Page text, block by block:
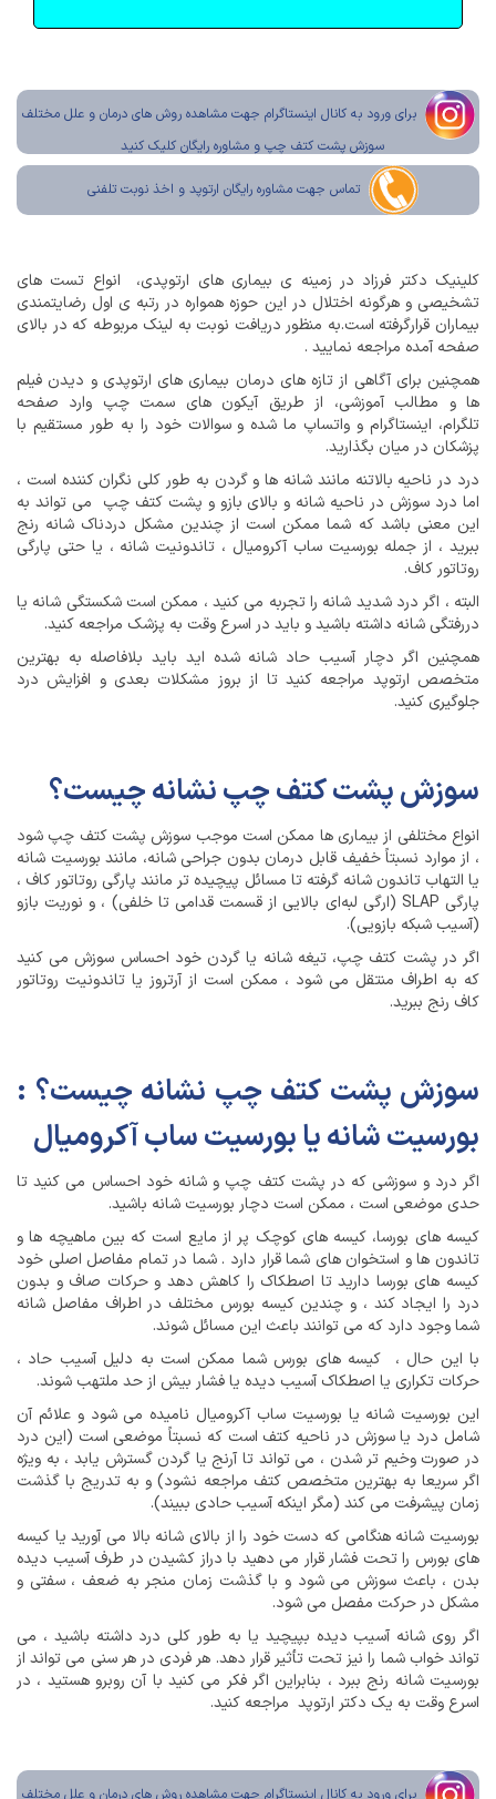
برای ورود به کانال اینستاگرام جهت مشاهده روش های درمان و علل مختلف
سوزش پشت کتف چپ و مشاوره رایگان کلیک کنید
تماس جهت مشاوره رایگان ارتوپد و اخذ نوبت تلفنی
کلینیک دکتر فرزاد در زمینه ی بیماری های ارتوپدی، انواع تست های
تشخیصی و هرگونه اختلال در این حوزه همواره در رتبه ی اول رضایتمندی
بیماران قرارگرفته است.به منظور دریافت نوبت به لینک مربوطه که در بالای
صفحه آمده مراجعه نمایید .
همچنین برای آگاهی از تازه های درمان بیماری های ارتوپدی و دیدن فیلم
ها و مطالب آموزشی، از طریق آیکون های سمت چپ وارد صفحه
تلگرام، اینستاگرام و واتساپ ما شده و سوالات خود را به طور مستقیم با
پزشکان در میان بگذارید.
درد در ناحیه بالاتنه مانند شانه ها و گردن به طور کلی نگران کننده است ،
اما درد سوزش در ناحیه شانه و بالای بازو و پشت کتف چپ می تواند به
این معنی باشد که شما ممکن است از چندین مشکل دردناک شانه رنج
ببرید ، از جمله بورسیت ساب آکرومیال ، تاندونیت شانه ، یا حتی پارگی
روتاتور کاف.
البته ، اگر درد شدید شانه را تجربه می کنید ، ممکن است شکستگی شانه یا
دررفتگی شانه داشته باشید و باید در اسرع وقت به پزشک مراجعه کنید.
همچنین اگر دچار آسیب حاد شانه شده اید باید بلافاصله به بهترین
متخصص ارتوپد مراجعه کنید تا از بروز مشکلات بعدی و افزایش درد
جلوگیری کنید.
سوزش پشت کتف چپ نشانه چیست؟
انواع مختلفی از بیماری ها ممکن است موجب سوزش پشت کتف چپ شود
، از موارد نسبتاً خفیف قابل درمان بدون جراحی شانه، مانند بورسیت شانه
یا التهاب تاندون شانه گرفته تا مسائل پیچیده تر مانند پارگی روتاتور کاف ،
پارگی SLAP (ارگی لبه‌ای بالایی از قسمت قدامی تا خلفی) ، و نوریت بازو
(آسیب شبکه بازویی).
اگر در پشت کتف چپ، تیغه شانه یا گردن خود احساس سوزش می کنید
که به اطراف منتقل می شود ، ممکن است از آرتروز یا تاندونیت روتاتور
کاف رنج ببرید.
سوزش پشت کتف چپ نشانه چیست؟ :
بورسیت شانه یا بورسیت ساب آکرومیال
اگر درد و سوزشی که در پشت کتف چپ و شانه خود احساس می کنید تا
حدی موضعی است ، ممکن است دچار بورسیت شانه باشید.
کیسه های بورسا، کیسه های کوچک پر از مایع است که بین ماهیچه ها و
تاندون ها و استخوان های شما قرار دارد . شما در تمام مفاصل اصلی خود
کیسه های بورسا دارید تا اصطکاک را کاهش دهد و حرکات صاف و بدون
درد را ایجاد کند ، و چندین کیسه بورس مختلف در اطراف مفاصل شانه
شما وجود دارد که می توانند باعث این مسائل شوند.
با این حال ، کیسه های بورس شما ممکن است به دلیل آسیب حاد ،
حرکات تکراری یا اصطکاک آسیب دیده یا فشار بیش از حد ملتهب شوند.
این بورسیت شانه یا بورسیت ساب آکرومیال نامیده می شود و علائم آن
شامل درد یا سوزش در ناحیه کتف است که نسبتاً موضعی است (این درد
در صورت وخیم تر شدن ، می تواند تا آرنج یا گردن گسترش یابد ، به ویژه
اگر سریعا به بهترین متخصص کتف مراجعه نشود) و به تدریج با گذشت
زمان پیشرفت می کند (مگر اینکه آسیب حادی ببیند).
بورسیت شانه هنگامی که دست خود را از بالای شانه بالا می آورید یا کیسه
های بورس را تحت فشار قرار می دهید با دراز کشیدن در طرف آسیب دیده
بدن ، باعث سوزش می شود و با گذشت زمان منجر به ضعف ، سفتی و
مشکل در حرکت مفصل می شود.
اگر روی شانه آسیب دیده بپیچید یا به طور کلی درد داشته باشید ، می
تواند خواب شما را نیز تحت تأثیر قرار دهد. هر فردی در هر سنی می تواند از
بورسیت شانه رنج ببرد ، بنابراین اگر فکر می کنید با آن روبرو هستید ، در
اسرع وقت به یک دکتر ارتوپد مراجعه کنید.
برای ورود به کانال اینستاگرام جهت مشاهده روش های درمان و علل مختلف